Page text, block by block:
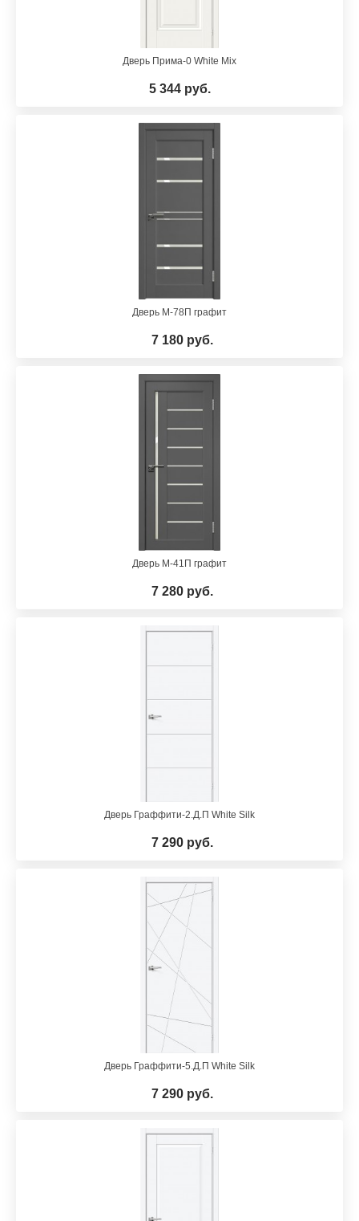
Дверь Прима-0 White Mix
5 344 руб.
Дверь М-78П графит
7 180 руб.
Дверь М-41П графит
7 280 руб.
Дверь Граффити-2.Д.П White Silk
7 290 руб.
Дверь Граффити-5.Д.П White Silk
7 290 руб.